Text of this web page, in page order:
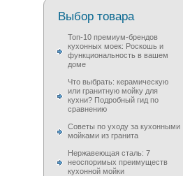
Выбор товара
Топ-10 премиум-брендов
кухонных моек: Роскошь и
функциональность в вашем
доме
Что выбрать: керамическую
или гранитную мойку для
кухни? Подробный гид по
сравнению
Советы по уходу за кухонными
мойками из гранита
Нержавеющая сталь: 7
неоспоримых преимуществ
кухонной мойки